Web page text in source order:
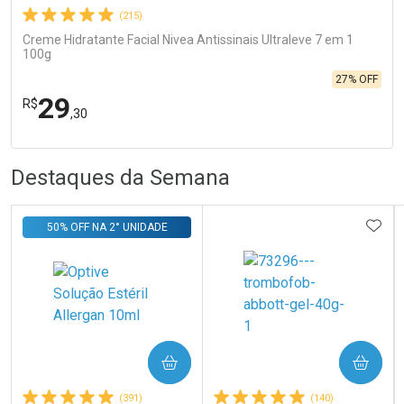
(215)
Creme Hidratante Facial Nivea Antissinais Ultraleve 7 em 1
100g
R$29,30
27% OFF
Laboratório
Por Menos
Destaques da Semana
(391)
50% OFF NA 2° UNIDADE
COMPRAR
(140)
COMPRAR